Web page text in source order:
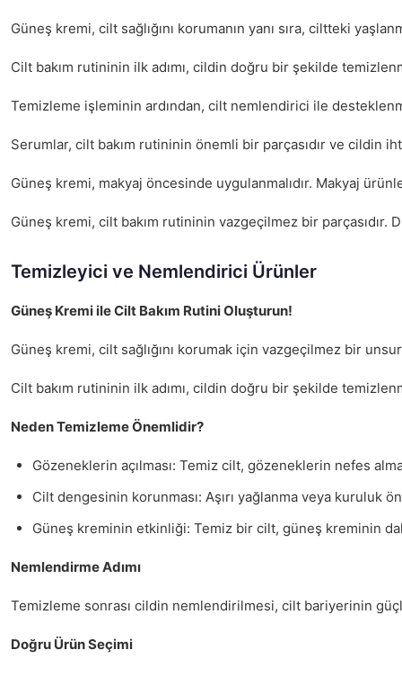
Güneş kremi, cilt sağlığını korumanın yanı sıra, ciltteki
Cilt bakım rutininin ilk adımı, cildin doğru bir şekilde
Temizleme işleminin ardından, cilt nemlendirici ile
Serumlar, cilt bakım rutininin önemli bir parçasıdır ve cildin
Güneş kremi, makyaj öncesinde uygulanmalıdır. Makyaj
Güneş kremi, cilt bakım rutininin vazgeçilmez bir parçasıdır.
Temizleyici ve Nemlendirici Ürünler
Güneş Kremi ile Cilt Bakım Rutini Oluşturun!
Güneş kremi, cilt sağlığını korumak için vazgeçilmez bir
Cilt bakım rutininin ilk adımı, cildin doğru bir şekilde
Neden Temizleme Önemlidir?
Gözeneklerin açılması: Temiz cilt, gözeneklerin nefes
Cilt dengesinin korunması: Aşırı yağlanma veya kuruluk
Güneş kreminin etkinliği: Temiz bir cilt, güneş kreminin
Nemlendirme Adımı
Temizleme sonrası cildin nemlendirilmesi, cilt bariyerinin
Doğru Ürün Seçimi